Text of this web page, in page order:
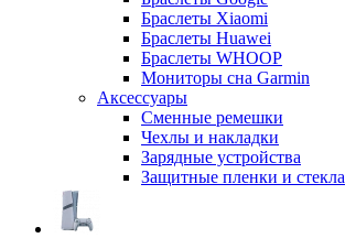
Браслеты Xiaomi
Браслеты Huawei
Браслеты WHOOP
Мониторы сна Garmin
Аксессуары
Сменные ремешки
Чехлы и накладки
Зарядные устройства
Защитные пленки и стекла